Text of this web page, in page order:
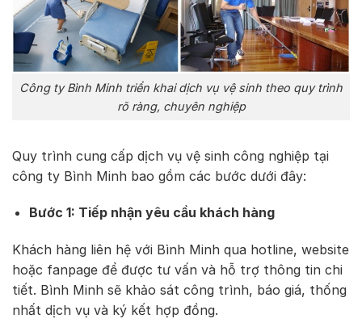
Công ty Bình Minh triển khai dịch vụ vệ sinh theo quy trình
rõ ràng, chuyên nghiệp
Quy trình cung cấp dịch vụ vệ sinh công nghiệp tại
công ty Bình Minh bao gồm các bước dưới đây:
Bước 1: Tiếp nhận yêu cầu khách hàng
Khách hàng liên hệ với Bình Minh qua hotline, website
hoặc fanpage để được tư vấn và hỗ trợ thông tin chi
tiết. Bình Minh sẽ khảo sát công trình, báo giá, thống
nhất dịch vụ và ký kết hợp đồng.